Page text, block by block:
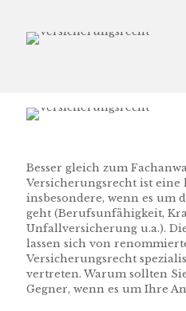
Besser gleich zum
Versicherungsrecht ist eine
insbesondere, wenn es um
geht (Berufsunfähigkeit,
Unfallversicherung u.a.).
lassen sich von
Versicherungsrecht
vertreten. Warum sollten
Gegner, wenn es um Ihre